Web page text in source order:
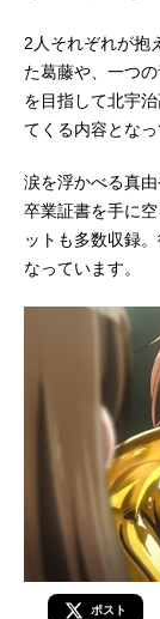
2人それぞれが抱
た葛藤や、一つ
を目指して北宇
てくる内容となっ
涙を浮かべる真
卒業証書を手に
ットも多数収録
なっています。
ポスト